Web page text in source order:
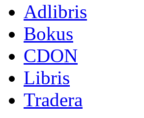
Adlibris
Bokus
CDON
Libris
Tradera